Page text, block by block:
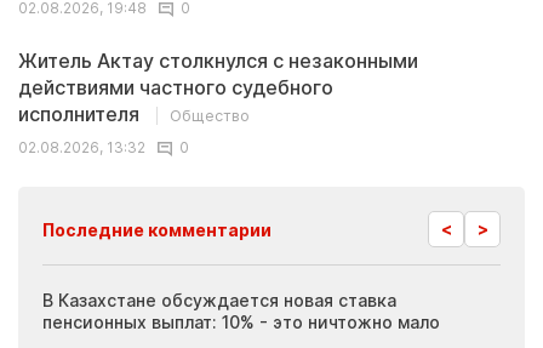
02.08.2026, 19:48
0
Житель Актау столкнулся с незаконными
действиями частного судебного
исполнителя
Общество
02.08.2026, 13:32
0
Последние комментарии < >
В Казахстане обсуждается новая ставка
пенсионных выплат: 10% - это ничтожно мало